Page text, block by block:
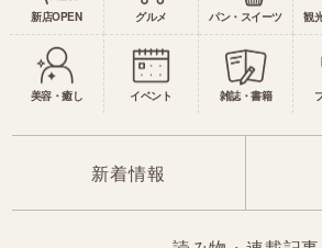
新店OPEN グルメ パン・スイーツ 観
美容・癒し イベント 雑誌・書籍
新着情報